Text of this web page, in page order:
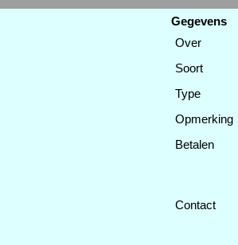
Gegevens
Over
Soort
Type
Opmerking
Betalen
Contact